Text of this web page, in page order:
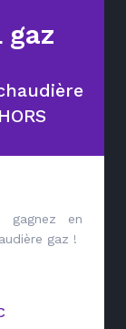
gagnez en
gaz !